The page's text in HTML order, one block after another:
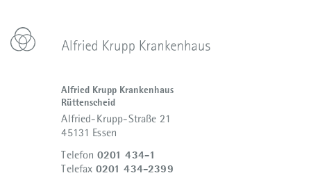
Alfried Krupp Krankenhaus
Rüttenscheid
Alfried-Krupp-Straße 21
45131 Essen
Telefon 0201 434-1
Telefax 0201 434-2399